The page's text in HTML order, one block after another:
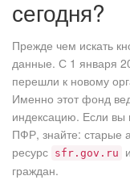
сегодня?
Прежде чем искать
данные. С 1 января
перешли к новому
Именно этот фонд
индексацию. Если вы
ПФР, знайте: старые
ресурс sfr.gov.ru
граждан.